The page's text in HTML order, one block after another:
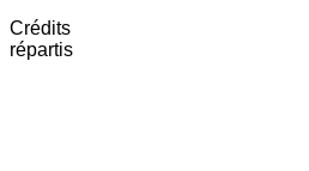
Crédits
répartis